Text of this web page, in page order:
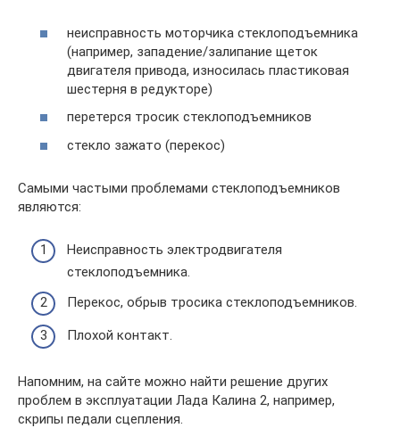
неисправность моторчика стеклоподъемника
(например, западение/залипание щеток
двигателя привода, износилась пластиковая
шестерня в редукторе)
перетерся тросик стеклоподъемников
стекло зажато (перекос)
Самыми частыми проблемами стеклоподъемников
являются:
Неисправность электродвигателя
стеклоподъемника.
Перекос, обрыв тросика стеклоподъемников.
Плохой контакт.
Напомним, на сайте можно найти решение других
проблем в эксплуатации Лада Калина 2, например,
скрипы педали сцепления.